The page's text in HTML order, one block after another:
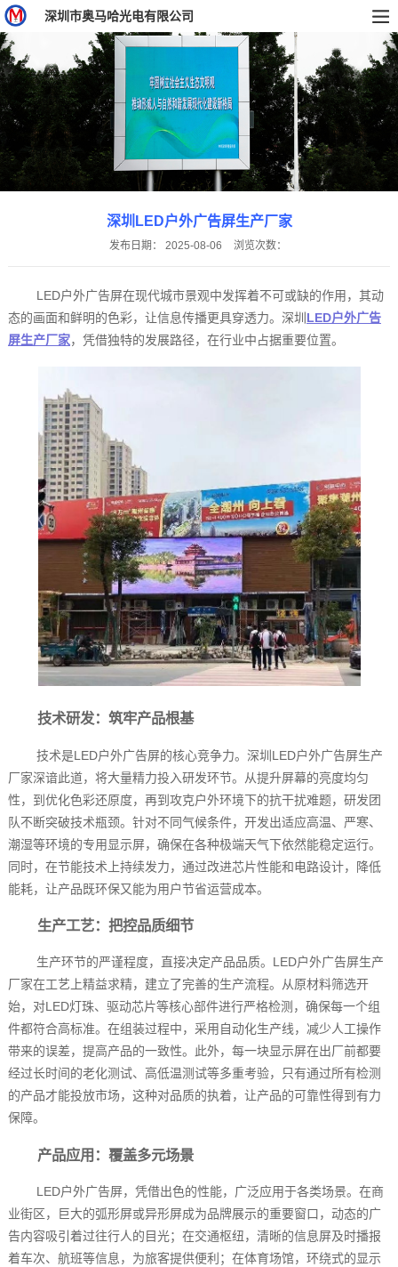
深圳市奥马哈光电有限公司
深圳LED户外广告屏生产厂家
发布日期： 2025-08-06 浏览次数：
LED户外广告屏在现代城市景观中发挥着不可或缺的作用，其动
态的画面和鲜明的色彩，让信息传播更具穿透力。深圳 LED户外广告
屏生产厂家，凭借独特的发展路径，在行业中占据重要位置。
技术研发：筑牢产品根基
技术是LED户外广告屏的核心竞争力。深圳LED户外广告屏生产
厂家深谙此道，将大量精力投入研发环节。从提升屏幕的亮度均匀
性，到优化色彩还原度，再到攻克户外环境下的抗干扰难题，研发团
队不断突破技术瓶颈。针对不同气候条件，开发出适应高温、严寒、
潮湿等环境的专用显示屏，确保在各种极端天气下依然能稳定运行。
同时，在节能技术上持续发力，通过改进芯片性能和电路设计，降低
能耗，让产品既环保又能为用户节省运营成本。
生产工艺：把控品质细节
生产环节的严谨程度，直接决定产品品质。LED户外广告屏生产
厂家在工艺上精益求精，建立了完善的生产流程。从原材料筛选开
始，对LED灯珠、驱动芯片等核心部件进行严格检测，确保每一个组
件都符合高标准。在组装过程中，采用自动化生产线，减少人工操作
带来的误差，提高产品的一致性。此外，每一块显示屏在出厂前都要
经过长时间的老化测试、高低温测试等多重考验，只有通过所有检测
的产品才能投放市场，这种对品质的执着，让产品的可靠性得到有力
保障。
产品应用：覆盖多元场景
LED户外广告屏，凭借出色的性能，广泛应用于各类场景。在商
业街区，巨大的弧形屏或异形屏成为品牌展示的重要窗口，动态的广
告内容吸引着过往行人的目光；在交通枢纽，清晰的信息屏及时播报
着车次、航班等信息，为旅客提供便利；在体育场馆，环绕式的显示